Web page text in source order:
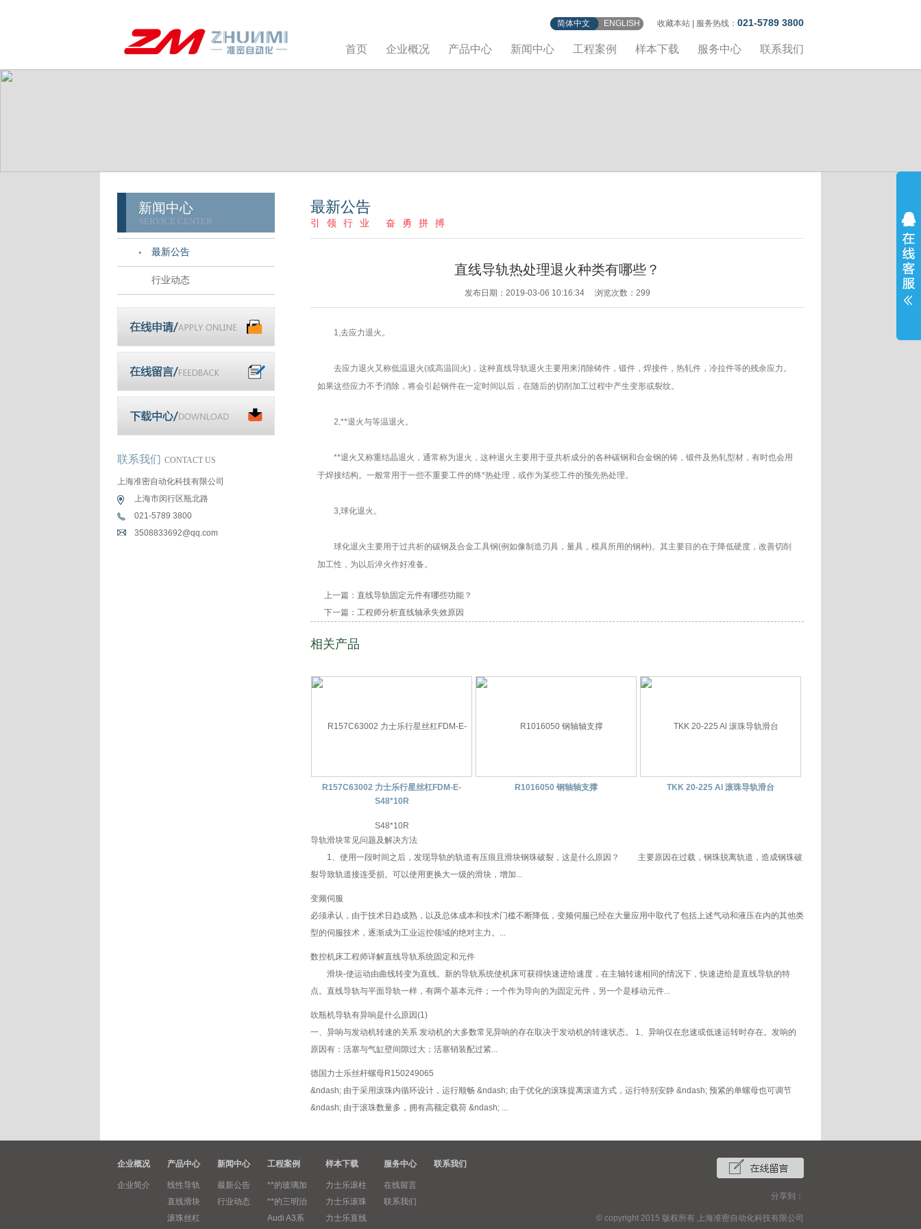
简体中文 ENGLISH 收藏本站 | 服务热线： 021-5789 3800
首页 企业概况 产品中心 新闻中心 工程案例 样本下载 服务中心 联系我们
新闻中心
SERVICE CENTER
最新公告
行业动态
联系我们 CONTACT US
上海准密自动化科技有限公司
上海市闵行区瓶北路
021-5789 3800
3508833692@qq.com
最新公告
引领行业 奋勇拼搏
直线导轨热处理退火种类有哪些？
发布日期：2019-03-06 10:16:34 浏览次数： 299
1,去应力退火。
去应力退火又称低温退火(或高温回火)，这种直线导轨退火主要用来消除铸件，锻件，焊接件，热轧件，冷拉件等的残余应力。
如果这些应力不予消除，将会引起钢件在一定时间以后，在随后的切削加工过程中产生变形或裂纹。
2,**退火与等温退火。
**退火又称重结晶退火，通常称为退火，这种退火主要用于亚共析成分的各种碳钢和合金钢的铸，锻件及热轧型材，有时也会用
于焊接结构。一般常用于一些不重要工件的终*热处理，或作为某些工件的预先热处理。
3,球化退火。
球化退火主要用于过共析的碳钢及合金工具钢(例如像制造刃具，量具，模具所用的钢种)。其主要目的在于降低硬度，改善切削
加工性，为以后淬火作好准备。
上一篇： 直线导轨固定元件有哪些功能？
下一篇： 工程师分析直线轴承失效原因
相关产品
R157C63002 力士乐行星丝杠FDM-E-
S48*10R
R1016050 钢轴轴支撑 TKK 20-225 Al 滚珠导轨滑台
导轨滑块常见问题及解决方法
1、使用一段时间之后，发现导轨的轨道有压痕且滑块钢珠破裂，这是什么原因？ 主要原因在过载，钢珠脱离轨道，造成钢珠破
裂导致轨道接连受损。可以使用更换大一级的滑块，增加...
变频伺服
必须承认，由于技术日趋成熟，以及总体成本和技术门槛不断降低，变频伺服已经在大量应用中取代了包括上述气动和液压在内的其他类
型的伺服技术，逐渐成为工业运控领域的绝对主力。...
数控机床工程师详解直线导轨系统固定和元件
滑块-使运动由曲线转变为直线。新的导轨系统使机床可获得快速进给速度，在主轴转速相同的情况下，快速进给是直线导轨的特
点。直线导轨与平面导轨一样，有两个基本元件；一个作为导向的为固定元件，另一个是移动元件...
吹瓶机导轨有异响是什么原因(1)
一、异响与发动机转速的关系 发动机的大多数常见异响的存在取决于发动机的转速状态。 1、异响仅在怠速或低速运转时存在。发响的
原因有：活塞与气缸壁间隙过大；活塞销装配过紧...
德国力士乐丝杆螺母R150249065
&ndash; 由于采用滚珠内循环设计，运行顺畅 &ndash; 由于优化的滚珠提离滚道方式，运行特别安静 &ndash; 预紧的单螺母也可调节
&ndash; 由于滚珠数量多，拥有高额定载荷 &ndash; ...
企业概况
企业简介
产品中心
线性导轨
直线滑块
滚珠丝杠
新闻中心
最新公告
行业动态
工程案例
**的玻璃加
**的三明治
Audi A3系
样本下载
力士乐滚柱
力士乐滚珠
力士乐直线
服务中心
在线留言
联系我们
联系我们
分享到：
© copyright 2015 版权所有 上海准密自动化科技有限公司